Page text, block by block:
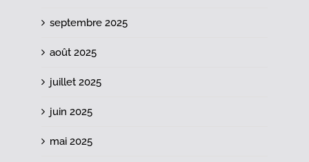
septembre 2025
août 2025
juillet 2025
juin 2025
mai 2025